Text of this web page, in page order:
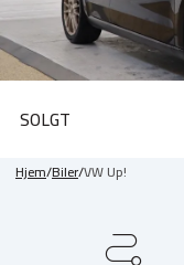
SOLGT
Hjem/Biler/VW Up!